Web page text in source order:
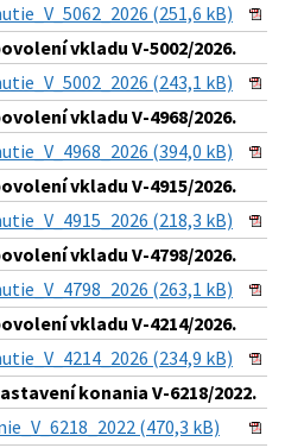
(251,6 kB)
vkladu V-5002/2026.
(243,1 kB)
vkladu V-4968/2026.
(394,0 kB)
vkladu V-4915/2026.
(218,3 kB)
vkladu V-4798/2026.
(263,1 kB)
vkladu V-4214/2026.
(234,9 kB)
konania V-6218/2022.
(470,3 kB)